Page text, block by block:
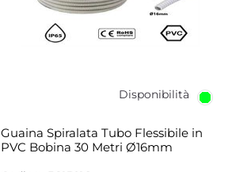
Disponibilità
Guaina Spiralata Tubo Flessibile in
PVC Bobina 30 Metri Ø16mm